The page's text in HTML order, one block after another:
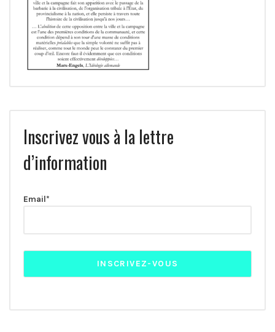
Inscrivez vous à la lettre
d’information
Email*